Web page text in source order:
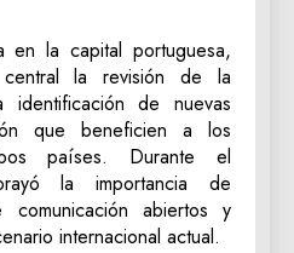
en la capital portuguesa,
la revisión de la
de nuevas
que beneficien a los
países. Durante el
la importancia de
comunicación abiertos y
internacional actual.